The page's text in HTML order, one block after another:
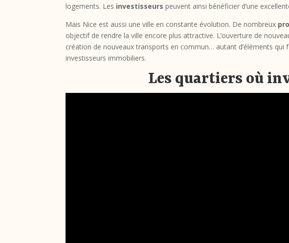
logements. Les investisseurs peuvent ainsi bénéficier d’une
Mais Nice est aussi une ville en constante évolution. De nombreux
objectif de rendre la ville encore plus attractive. L’ouverture de
création de nouveaux transports en commun… autant d’éléments qui
investisseurs immobiliers.
Les quartiers où